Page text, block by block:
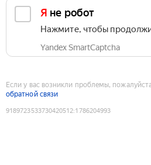
Я не робот
Нажмите, чтобы
Yandex SmartCaptcha
Если у вас возникли проблемы,
обратной связи
9189723533730420512:1786204993